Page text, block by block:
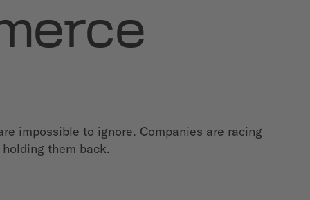
impossible to ignore. Companies are racing
them back.